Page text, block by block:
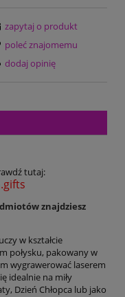
zapytaj o produkt
poleć znajomemu
dodaj opinię
tutaj:
znajdziesz
w kształcie
połysku, pakowany w
wygrawerować laserem
idealnie na miły
Dzień Chłopca lub jako